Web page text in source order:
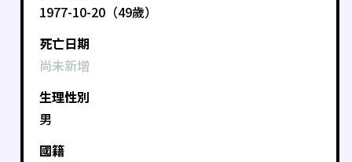
1977-10-20（49歲）
死亡日期
尚未新增
生理性別
男
國籍